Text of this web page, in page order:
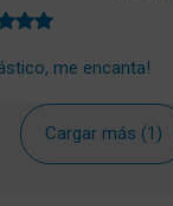
me encanta!
Cargar más (1)